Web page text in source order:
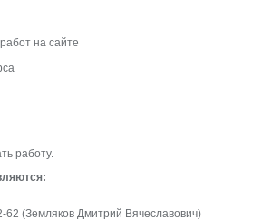
на сайте
работу.
(Земляков Дмитрий Вячеславович)